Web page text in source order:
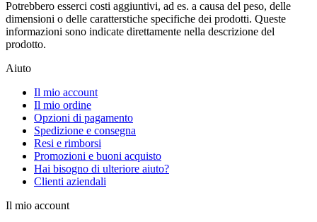
Potrebbero esserci costi aggiuntivi, ad es. a causa del peso, delle
dimensioni o delle caratterstiche specifiche dei prodotti. Queste
informazioni sono indicate direttamente nella descrizione del
prodotto.
Aiuto
Il mio account
Il mio ordine
Opzioni di pagamento
Spedizione e consegna
Resi e rimborsi
Promozioni e buoni acquisto
Hai bisogno di ulteriore aiuto?
Clienti aziendali
Il mio account